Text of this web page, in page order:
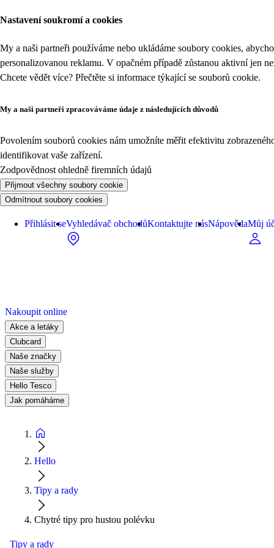
Nastavení soukromí a cookies
My a naši partneři používáme nebo ukládáme soubory cookies,
personalizovanou reklamu. V opačném případě zůstanou aktivní jen
Chcete vědět více? Přečtěte si informace týkající se souborů cookie.
My a naši partneři zpracováváme údaje z následujících důvodů
Povolením souborů cookies nám umožníte měřit efektivitu
identifikovat vaše zařízení.
Zodpovědnost ohledně firemních údajů
Přijmout všechny soubory cookie
Odmítnout soubory cookies
Přihlásit seVyhledávač obchodůKontaktujte násNápovědaMůj
Nakoupit online
Akce a letáky
Clubcard
Naše značky
Naše služby
Hello Tesco
Jak pomáháme
Hello
Tipy a rady
Chytré tipy pro hustou polévku
Tipy a rady